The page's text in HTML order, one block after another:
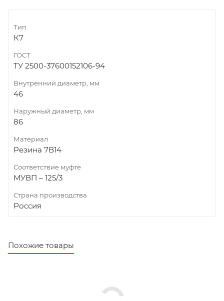
Тип
К7
ГОСТ
ТУ 2500-37600152106-94
Внутренний диаметр, мм
46
Наружный диаметр, мм
86
Материал
Резина 7В14
Соответствие муфте
МУВП – 125/3
Страна производства
Россия
Похожие товары